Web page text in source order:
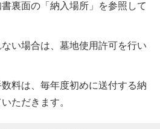
裏面の「納入場所」を参照して
い場合は、墓地使用許可を行い
料は、毎年度初めに送付する納
ただきます。